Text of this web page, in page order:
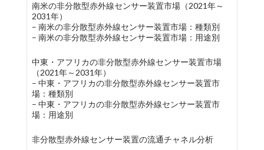
南米の非分散型赤外線センサー装置市場（2021年～
2031年）
– 南米の非分散型赤外線センサー装置市場：種類別
– 南米の非分散型赤外線センサー装置市場：用途別
中東・アフリカの非分散型赤外線センサー装置市場
（2021年～2031年）
– 中東・アフリカの非分散型赤外線センサー装置市
場：種類別
– 中東・アフリカの非分散型赤外線センサー装置市
場：用途別
非分散型赤外線センサー装置の流通チャネル分析